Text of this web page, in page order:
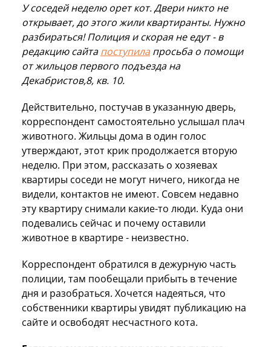
У соседей неделю орет кот. Двери никто не
открывает, до этого жили квартиранты. Нужно
разбираться! Полиция и скорая не едут - в
редакцию сайтапоступила просьба о помощи
от жильцов первого подъезда на
Декабристов,8, кв. 10.
Действительно, постучав в указанную дверь,
корреспондент самостоятельно услышал плач
животного. Жильцы дома в один голос
утверждают, этот крик продолжается вторую
неделю. При этом, рассказать о хозяевах
квартиры соседи не могут ничего, никогда не
видели, контактов не имеют. Совсем недавно
эту квартиру снимали какие-то люди. Куда они
подевались сейчас и почему оставили
животное в квартире - неизвестно.
Корреспондент обратился в дежурную часть
полиции, там пообещали прибыть в течение
дня и разобраться. Хочется надеяться, что
собственники квартиры увидят публикацию на
сайте и освободят несчастного кота.